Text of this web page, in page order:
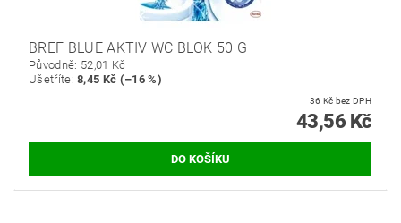
BREF BLUE AKTIV WC BLOK 50 G
Původně: 52,01 Kč
Ušetříte:8,45 Kč (–16 %)
36 Kč bez DPH
43,56 Kč